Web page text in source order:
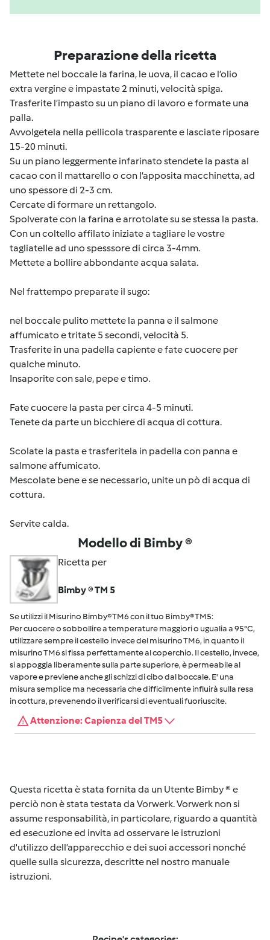
Preparazione della ricetta
Mettete nel boccale la farina, le uova, il cacao e l’olio
extra vergine e impastate 2 minuti, velocità spiga.
Trasferite l’impasto su un piano di lavoro e formate una
palla.
Avvolgetela nella pellicola trasparente e lasciate riposare
15-20 minuti.
Su un piano leggermente infarinato stendete la pasta al
cacao con il mattarello o con l’apposita macchinetta, ad
uno spessore di 2-3 cm.
Cercate di formare un rettangolo.
Spolverate con la farina e arrotolate su se stessa la pasta.
Con un coltello affilato iniziate a tagliare le vostre
tagliatelle ad uno spesssore di circa 3-4mm.
Mettete a bollire abbondante acqua salata.
Nel frattempo preparate il sugo:
nel boccale pulito mettete la panna e il salmone
affumicato e tritate 5 secondi, velocità 5.
Trasferite in una padella capiente e fate cuocere per
qualche minuto.
Insaporite con sale, pepe e timo.
Fate cuocere la pasta per circa 4-5 minuti.
Tenete da parte un bicchiere di acqua di cottura.
Scolate la pasta e trasferitela in padella con panna e
salmone affumicato.
Mescolate bene e se necessario, unite un pò di acqua di
cottura.
Servite calda.
Modello di Bimby ®
Ricetta per
Bimby ® TM 5
Se utilizzi il Misurino Bimby® TM6 con il tuo Bimby® TM5:
Per cuocere o sobbollire a temperature maggiori o ugualia a 95°C,
utilizzare sempre il cestello invece del misurino TM6, in quanto il
misurino TM6 si fissa perfettamente al coperchio. Il cestello, invece,
si appoggia liberamente sulla parte superiore, è permeabile al
vapore e previene anche gli schizzi di cibo dal boccale. E' una
misura semplice ma necessaria che difficilmente influirà sulla resa
in cottura, prevenendo il verificarsi di eventuali fuoriuscite.
Attenzione: Capienza del TM5
Questa ricetta è stata fornita da un Utente Bimby ® e
perciò non è stata testata da Vorwerk. Vorwerk non si
assume responsabilità, in particolare, riguardo a quantità
ed esecuzione ed invita ad osservare le istruzioni
d'utilizzo dell’apparecchio e dei suoi accessori nonché
quelle sulla sicurezza, descritte nel nostro manuale
istruzioni.